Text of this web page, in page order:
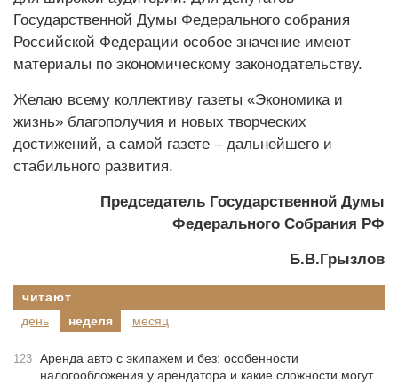
Государственной Думы Федерального собрания
Российской Федерации особое значение имеют
материалы по экономическому законодательству.
Желаю всему коллективу газеты «Экономика и
жизнь» благополучия и новых творческих
достижений, а самой газете – дальнейшего и
стабильного развития.
Председатель Государственной Думы
Федерального Собрания РФ
Б.В.Грызлов
читают
день
неделя месяц
123 Аренда авто с экипажем и без: особенности
налогообложения у арендатора и какие сложности могут